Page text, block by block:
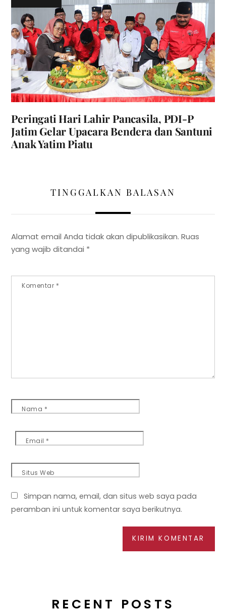
Peringati Hari Lahir Pancasila, PDI-P
Jatim Gelar Upacara Bendera dan Santuni
Anak Yatim Piatu
TINGGALKAN BALASAN
Alamat email Anda tidak akan dipublikasikan. Ruas
yang wajib ditandai *
Komentar *
Nama *
Email *
Situs Web
Simpan nama, email, dan situs web saya pada
peramban ini untuk komentar saya berikutnya.
RECENT POSTS